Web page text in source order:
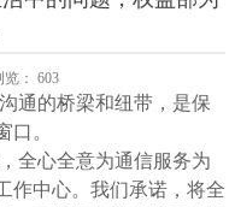
览： 603
通的桥梁和纽带，是保
口。
全心全意为通信服务为
作中心。我们承诺，将全